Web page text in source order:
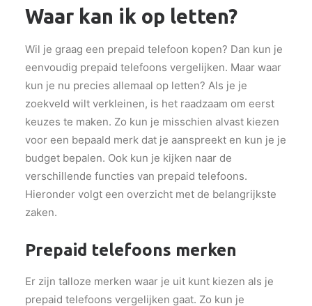
Waar kan ik op letten?
Wil je graag een prepaid telefoon kopen? Dan kun je
eenvoudig prepaid telefoons vergelijken. Maar waar
kun je nu precies allemaal op letten? Als je je
zoekveld wilt verkleinen, is het raadzaam om eerst
keuzes te maken. Zo kun je misschien alvast kiezen
voor een bepaald merk dat je aanspreekt en kun je je
budget bepalen. Ook kun je kijken naar de
verschillende functies van prepaid telefoons.
Hieronder volgt een overzicht met de belangrijkste
zaken.
Prepaid telefoons merken
Er zijn talloze merken waar je uit kunt kiezen als je
prepaid telefoons vergelijken gaat. Zo kun je